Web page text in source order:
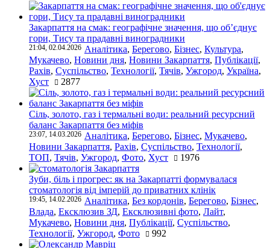
Закарпаття на смак: географічне значення, що об’єднує
гори, Тису та прадавні виноградники
21:04, 02.04.2026 Аналітика, Берегово, Бізнес, Культура,
Мукачево, Новини дня, Новини Закарпаття, Публікації,
Рахів, Суспільство, Технології, Тячів, Ужгород, Україна,
Хуст
2877
Сіль, золото, газ і термальні води: реальний ресурсний
баланс Закарпаття без міфів
23:07, 14.03.2026 Аналітика, Берегово, Бізнес, Мукачево,
Новини Закарпаття, Рахів, Суспільство, Технології,
ТОП, Тячів, Ужгород, Фото, Хуст 1976
Зуби, біль і прогрес: як на Закарпатті формувалася
стоматологія від імперій до приватних клінік
19:45, 14.02.2026 Аналітика, Без кордонів, Берегово, Бізнес,
Влада, Ексклюзив ЗД, Ексклюзивні фото, Лайт,
Мукачево, Новини дня, Публікації, Суспільство,
Технології, Ужгород, Фото 992